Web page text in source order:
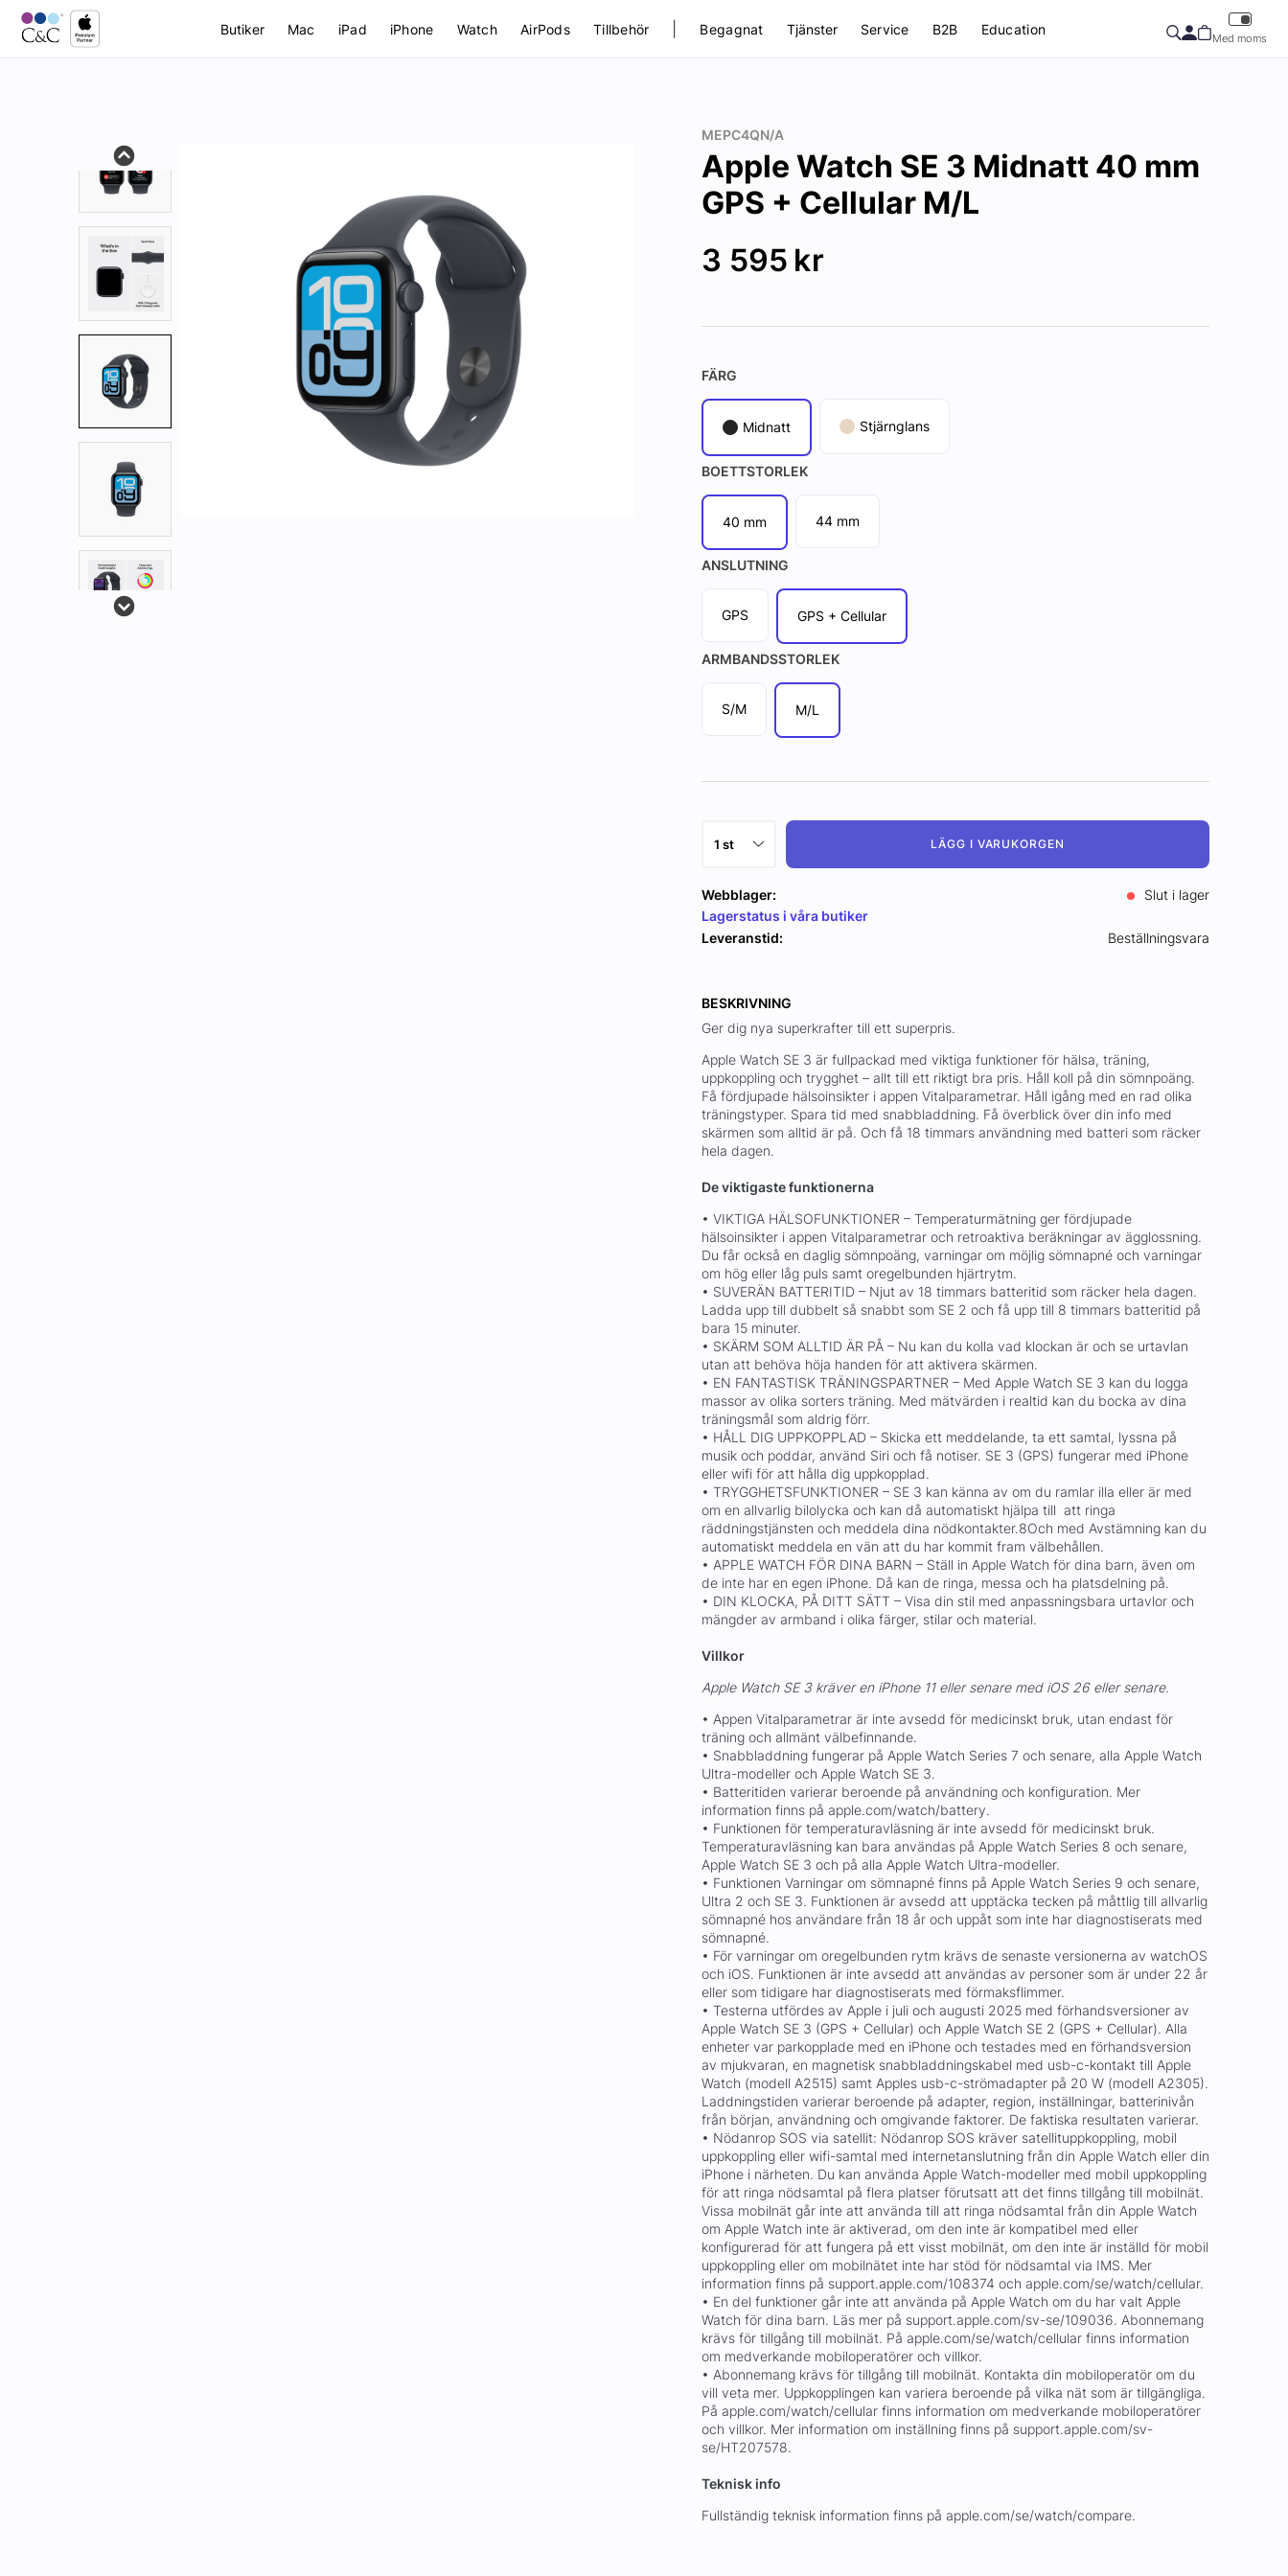
Butiker Mac iPad iPhone Watch AirPods Tillbehör Begagnat Tjänster Service B2B Education
Med moms
MEPC4QN/A
Apple Watch SE 3 Midnatt 40 mm
GPS + Cellular M/L
3 595 kr
FÄRG
Midnatt Stjärnglans
BOETTSTORLEK
40 mm 44 mm
ANSLUTNING
GPS GPS + Cellular
ARMBANDSSTORLEK
S/M M/L
LÄGG I VARUKORGEN
Webblager:
Slut i lager
Lagerstatus i våra butiker
Leveranstid:
Beställningsvara
BESKRIVNING
Ger dig nya superkrafter till ett superpris.
Apple Watch SE 3 är fullpackad med viktiga funktioner för hälsa, träning,
uppkoppling och trygghet – allt till ett riktigt bra pris. Håll koll på din sömnpoäng.
Få fördjupade hälsoinsikter i appen Vitalparametrar. Håll igång med en rad olika
träningstyper. Spara tid med snabbladdning. Få överblick över din info med
skärmen som alltid är på. Och få 18 timmars användning med batteri som räcker
hela dagen.
De viktigaste funktionerna
• VIKTIGA HÄLSOFUNKTIONER – Temperaturmätning ger fördjupade
hälsoinsikter i appen Vitalparametrar och retroaktiva beräkningar av ägglossning.
Du får också en daglig sömnpoäng, varningar om möjlig sömnapné och varningar
om hög eller låg puls samt oregelbunden hjärtrytm.
• SUVERÄN BATTERITID – Njut av 18 timmars batteritid som räcker hela dagen.
Ladda upp till dubbelt så snabbt som SE 2 och få upp till 8 timmars batteritid på
bara 15 minuter.
• SKÄRM SOM ALLTID ÄR PÅ – Nu kan du kolla vad klockan är och se urtavlan
utan att behöva höja handen för att aktivera skärmen.
• EN FANTASTISK TRÄNINGSPARTNER – Med Apple Watch SE 3 kan du logga
massor av olika sorters träning. Med mätvärden i realtid kan du bocka av dina
träningsmål som aldrig förr.
• HÅLL DIG UPPKOPPLAD – Skicka ett meddelande, ta ett samtal, lyssna på
musik och poddar, använd Siri och få notiser. SE 3 (GPS) fungerar med iPhone
eller wifi för att hålla dig uppkopplad.
• TRYGGHETSFUNKTIONER – SE 3 kan känna av om du ramlar illa eller är med
om en allvarlig bilolycka och kan då automatiskt hjälpa till att ringa
räddningstjänsten och meddela dina nödkontakter.8Och med Avstämning kan du
automatiskt meddela en vän att du har kommit fram välbehållen.
• APPLE WATCH FÖR DINA BARN – Ställ in Apple Watch för dina barn, även om
de inte har en egen iPhone. Då kan de ringa, messa och ha platsdelning på.
• DIN KLOCKA, PÅ DITT SÄTT – Visa din stil med anpassningsbara urtavlor och
mängder av armband i olika färger, stilar och material.
Villkor
Apple Watch SE 3 kräver en iPhone 11 eller senare med iOS 26 eller senare.
• Appen Vitalparametrar är inte avsedd för medicinskt bruk, utan endast för
träning och allmänt välbefinnande.
• Snabbladdning fungerar på Apple Watch Series 7 och senare, alla Apple Watch
Ultra-modeller och Apple Watch SE 3.
• Batteritiden varierar beroende på användning och konfiguration. Mer
information finns på apple.com/watch/battery.
• Funktionen för temperatur­avläsning är inte avsedd för medicinskt bruk.
Temperaturavläsning kan bara användas på Apple Watch Series 8 och senare,
Apple Watch SE 3 och på alla Apple Watch Ultra-modeller.
• Funktionen Varningar om sömnapné finns på Apple Watch Series 9 och senare,
Ultra 2 och SE 3. Funktionen är avsedd att upptäcka tecken på måttlig till allvarlig
sömnapné hos användare från 18 år och uppåt som inte har diagnostiserats med
sömnapné.
• För varningar om oregelbunden rytm krävs de senaste versionerna av watchOS
och iOS. Funktionen är inte avsedd att användas av personer som är under 22 år
eller som tidigare har diagnostiserats med förmaksflimmer.
• Testerna utfördes av Apple i juli och augusti 2025 med förhandsversioner av
Apple Watch SE 3 (GPS + Cellular) och Apple Watch SE 2 (GPS + Cellular). Alla
enheter var parkopplade med en iPhone och testades med en förhandsversion
av mjukvaran, en magnetisk snabbladdningskabel med usb-c-kontakt till Apple
Watch (modell A2515) samt Apples usb-c-strömadapter på 20 W (modell A2305).
Laddningstiden varierar beroende på adapter, region, inställningar, batterinivån
från början, användning och omgivande faktorer. De faktiska resultaten varierar.
• Nödanrop SOS via satellit: Nödanrop SOS kräver satellituppkoppling, mobil
uppkoppling eller wifi-samtal med internetanslutning från din Apple Watch eller din
iPhone i närheten. Du kan använda Apple Watch-modeller med mobil uppkoppling
för att ringa nödsamtal på flera platser förutsatt att det finns tillgång till mobilnät.
Vissa mobilnät går inte att använda till att ringa nödsamtal från din Apple Watch
om Apple Watch inte är aktiverad, om den inte är kompatibel med eller
konfigurerad för att fungera på ett visst mobilnät, om den inte är inställd för mobil
uppkoppling eller om mobilnätet inte har stöd för nödsamtal via IMS. Mer
information finns på support.apple.com/108374 och apple.com/se/watch/cellular.
• En del funktioner går inte att använda på Apple Watch om du har valt Apple
Watch för dina barn. Läs mer på support.apple.com/sv-se/109036. Abonnemang
krävs för tillgång till mobilnät. På apple.com/se/watch/cellular finns information
om medverkande mobiloperatörer och villkor.
• Abonnemang krävs för tillgång till mobilnät. Kontakta din mobiloperatör om du
vill veta mer. Uppkopplingen kan variera beroende på vilka nät som är tillgängliga.
På apple.com/watch/cellular finns information om medverkande mobiloperatörer
och villkor. Mer information om inställning finns på support.apple.com/sv-
se/HT207578.
Teknisk info
Fullständig teknisk information finns på apple.com/se/watch/compare.